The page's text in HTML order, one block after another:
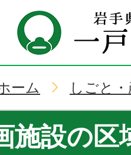
ーム しごと
施設の区